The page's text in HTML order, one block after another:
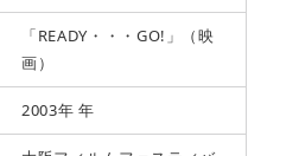
「READY・・・GO!」（映
画）
2003年 年